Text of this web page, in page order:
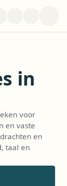
in
voor
en vaste
en
taal en